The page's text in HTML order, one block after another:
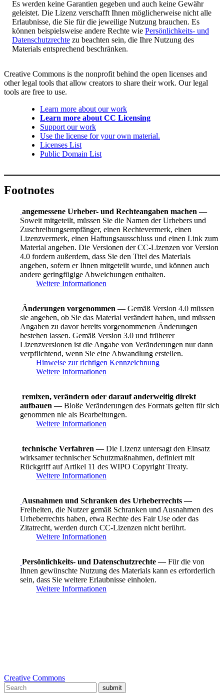
Es werden keine Garantien gegeben und auch keine Gewähr
geleistet. Die Lizenz verschafft Ihnen möglicherweise nicht alle
Erlaubnisse, die Sie für die jeweilige Nutzung brauchen. Es
können beispielsweise andere Rechte wie Persönlichkeits- und
Datenschutzrechte zu beachten sein, die Ihre Nutzung des
Materials entsprechend beschränken.
Creative Commons is the nonprofit behind the open licenses and
other legal tools that allow creators to share their work. Our legal
tools are free to use.
Learn more about our work
Learn more about CC Licensing
Support our work
Use the license for your own material.
Licenses List
Public Domain List
Footnotes
angemessene Urheber- und Rechteangaben machen —
Soweit mitgeteilt, müssen Sie die Namen der Urhebers und
Zuschreibungsempfänger, einen Rechtevermerk, einen
Lizenzvermerk, einen Haftungsausschluss und einen Link zum
Material angeben. Die Versionen der CC-Lizenzen vor Version
4.0 fordern außerdem, dass Sie den Titel des Materials
angeben, sofern er Ihnen mitgeteilt wurde, und können auch
andere geringfügige Abweichungen enthalten.
Weitere Informationen
Änderungen vorgenommen — Gemäß Version 4.0 müssen
sie angeben, ob Sie das Material verändert haben, und müssen
Angaben zu davor bereits vorgenommenen Änderungen
bestehen lassen. Gemäß Version 3.0 und früherer
Lizenzversionen ist die Angabe von Veränderungen nur dann
verpflichtend, wenn Sie eine Abwandlung erstellen.
Hinweise zur richtigen Kennzeichnung
Weitere Informationen
remixen, verändern oder darauf anderweitig direkt
aufbauen — Bloße Veränderungen des Formats gelten für sich
genommen nie als Bearbeitungen.
Weitere Informationen
technische Verfahren — Die Lizenz untersagt den Einsatz
wirksamer technischer Schutzmaßnahmen, definiert mit
Rückgriff auf Artikel 11 des WIPO Copyright Treaty.
Weitere Informationen
Ausnahmen und Schranken des Urheberrechts —
Freiheiten, die Nutzer gemäß Schranken und Ausnahmen des
Urheberrechts haben, etwa Rechte des Fair Use oder das
Zitatrecht, werden durch CC-Lizenzen nicht berührt.
Weitere Informationen
Persönlichkeits- und Datenschutzrechte — Für die von
Ihnen gewünschte Nutzung des Materials kann es erforderlich
sein, dass Sie weitere Erlaubnisse einholen.
Weitere Informationen
Creative Commons
submit